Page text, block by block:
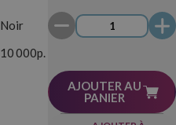
Noir
10 000p.
AJOUTER AU
PANIER